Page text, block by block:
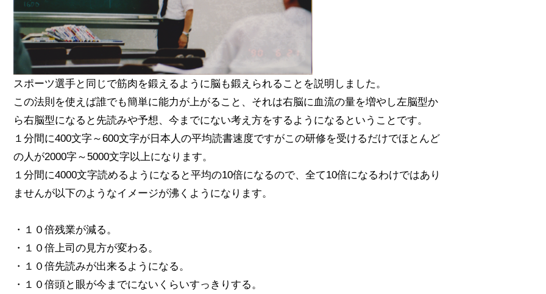
スポーツ選手と同じで筋肉を鍛えるように脳も鍛えられることを説明しました。
この法則を使えば誰でも簡単に能力が上がること、それは右脳に血流の量を増やし左脳型か
ら右脳型になると先読みや予想、今までにない考え方をするようになるということです。
１分間に400文字～600文字が日本人の平均読書速度ですがこの研修を受けるだけでほとんど
の人が2000字～5000文字以上になります。
１分間に4000文字読めるようになると平均の10倍になるので、全て10倍になるわけではあり
ませんが以下のようなイメージが沸くようになります。
・１０倍残業が減る。
・１０倍上司の見方が変わる。
・１０倍先読みが出来るようになる。
・１０倍頭と眼が今までにないくらいすっきりする。